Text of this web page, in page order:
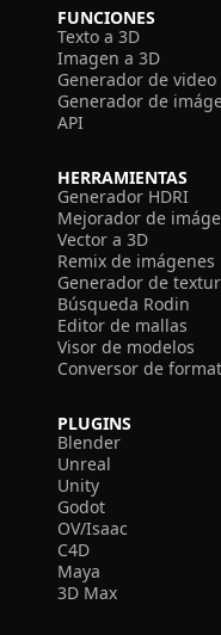
FUNCIONES
Texto a 3D
Imagen a 3D
Generador de video
Generador de
API
HERRAMIENTAS
Generador HDRI
Mejorador de
Vector a 3D
Remix de imágenes
Generador de
Búsqueda Rodin
Editor de mallas
Visor de modelos
Conversor de
PLUGINS
Blender
Unreal
Unity
Godot
OV/Isaac
C4D
Maya
3D Max